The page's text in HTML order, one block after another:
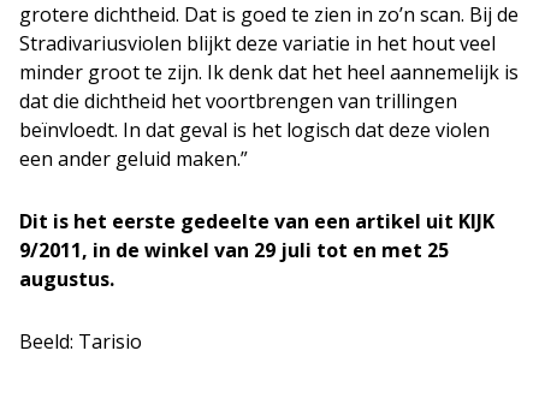
grotere dichtheid. Dat is goed te zien in zo’n scan. Bij de
Stradivariusviolen blijkt deze variatie in het hout veel
minder groot te zijn. Ik denk dat het heel aannemelijk is
dat die dichtheid het voortbrengen van trillingen
beïnvloedt. In dat geval is het logisch dat deze violen
een ander geluid maken.”
Dit is het eerste gedeelte van een artikel uit KIJK
9/2011, in de winkel van 29 juli tot en met 25
augustus.
Beeld: Tarisio